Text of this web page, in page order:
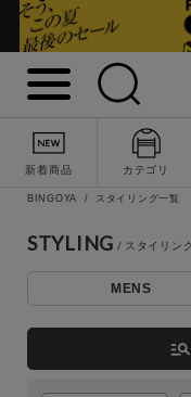
新着商品 カテゴリ
BINGOYA スタイリング一覧
STYLING
MENS
manage_search